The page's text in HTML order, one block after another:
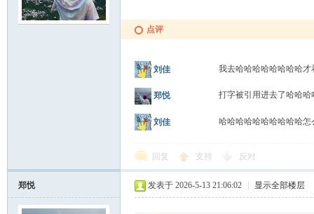
点评
刘佳 我去哈哈哈哈哈哈哈哈
郑悦 打字被引用进去了哈哈
刘佳 哈哈哈哈哈哈哈哈哈哈
回复 支持 反对
郑悦 发表于 2026-5-13 21:06:02 显示全部楼层